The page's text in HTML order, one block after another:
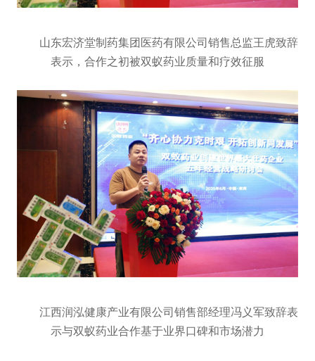
山东宏济堂制药集团医药有限公司销售总监王虎致辞
表示，合作之初被双蚁药业质量和疗效征服
江西润泓健康产业有限公司销售部经理冯义军致辞表
示与双蚁药业合作基于业界口碑和市场潜力